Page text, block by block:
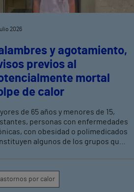
2026
y agotamiento,
previos al
mortal
de calor
de 65 años y menores de 15,
personas con enfermedades
con obesidad o polimedicados
algunos de los grupos que
del Hospital Vithas Las
Palmas
por calor